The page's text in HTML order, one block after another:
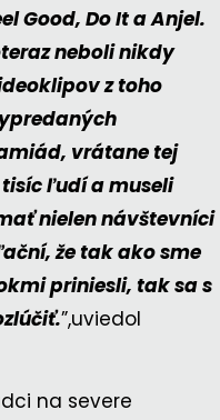
Good, Do It a Anjel.
neboli nikdy
z toho
vrátane tej
tisíc ľudí a museli
nielen návštevníci
že tak ako sme
priniesli, tak sa s
”,uviedol
na severe